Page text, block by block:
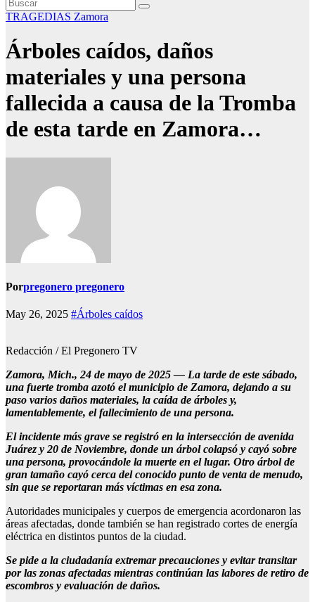
TRAGEDIAS Zamora
Árboles caídos, daños
materiales y una persona
fallecida a causa de la Tromba
de esta tarde en Zamora…
Porpregonero pregonero
May 26, 2025 #Árboles caídos
Redacción / El Pregonero TV
Zamora, Mich., 24 de mayo de 2025 — La tarde de este sábado,
una fuerte tromba azotó el municipio de Zamora, dejando a su
paso varios daños materiales, la caída de árboles y,
lamentablemente, el fallecimiento de una persona.
El incidente más grave se registró en la intersección de avenida
Juárez y 20 de Noviembre, donde un árbol colapsó y cayó sobre
una persona, provocándole la muerte en el lugar. Otro árbol de
gran tamaño cayó cerca del conocido punto de venta de menudo,
sin que se reportaran más víctimas en esa zona.
Autoridades municipales y cuerpos de emergencia acordonaron las
áreas afectadas, donde también se han registrado cortes de energía
eléctrica en distintos puntos de la ciudad.
Se pide a la ciudadanía extremar precauciones y evitar transitar
por las zonas afectadas mientras continúan las labores de retiro de
escombros y evaluación de daños.